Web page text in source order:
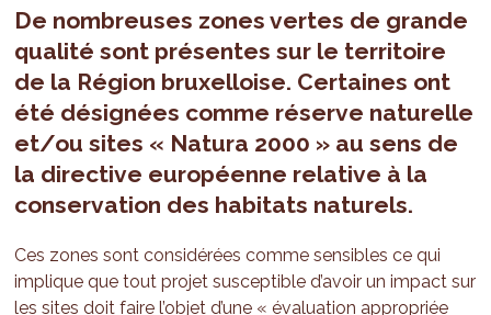
De nombreuses zones vertes de grande
qualité sont présentes sur le territoire
de la Région bruxelloise. Certaines ont
été désignées comme réserve naturelle
et/ou sites « Natura 2000 » au sens de
la directive européenne relative à la
conservation des habitats naturels.
Ces zones sont considérées comme sensibles ce qui
implique que tout projet susceptible d’avoir un impact sur
les sites doit faire l’objet d’une « évaluation appropriée